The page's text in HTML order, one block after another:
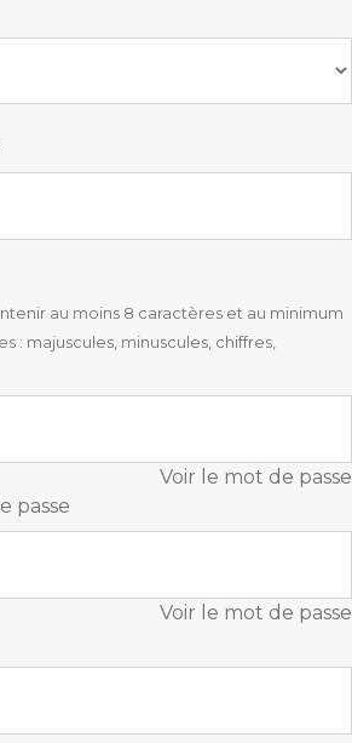
au moins 8 caractères et au minimum
: majuscules, minuscules, chiffres,
Voir le mot de passe
passe
Voir le mot de passe